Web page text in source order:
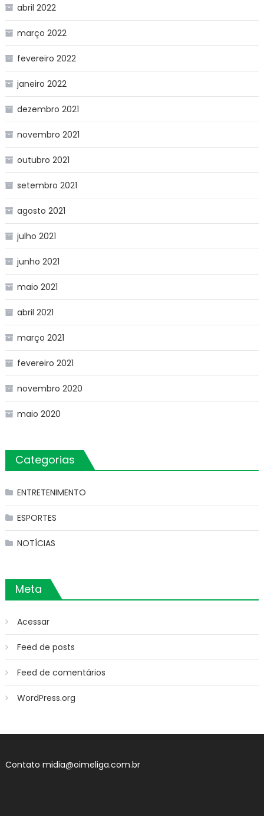
abril 2022
março 2022
fevereiro 2022
janeiro 2022
dezembro 2021
novembro 2021
outubro 2021
setembro 2021
agosto 2021
julho 2021
junho 2021
maio 2021
abril 2021
março 2021
fevereiro 2021
novembro 2020
maio 2020
Categorias
ENTRETENIMENTO
ESPORTES
NOTÍCIAS
Meta
Acessar
Feed de posts
Feed de comentários
WordPress.org
Contato midia@oimeliga.com.br